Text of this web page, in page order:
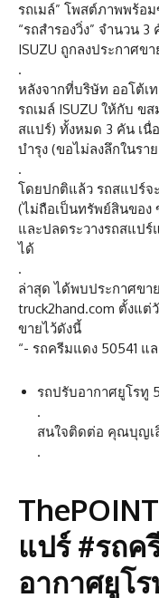
รถเมล์” โพสต์ภาพพร้อ
“รถสำรองวิ่ง” จำนวน
ISUZU ถูกลงประกาศข
.
หลังจากที่บริษัท ออโต้เ
รถเมล์ ISUZU ให้กับ ข
สแปร์) ทั้งหมด 3 คัน เนื่
บำรุง (ขอไม่ลงลึกในรา
.
โดยปกติแล้ว รถสแปร์จ
(ไม่ถือเป็นทรัพย์สินของ
และปลดระวางรถสแป
ได้
.
ล่าสุด ได้พบประกาศขา
truck2hand.com ตั้งแ
ขายไว้ดังนี้
“- รถครีมแดง 50541 แ
รถปรับอากาศยูโรทู
.
สนใจติดต่อ คุณบุญเ
.
แปร์ #รถค
อากาศยูโ